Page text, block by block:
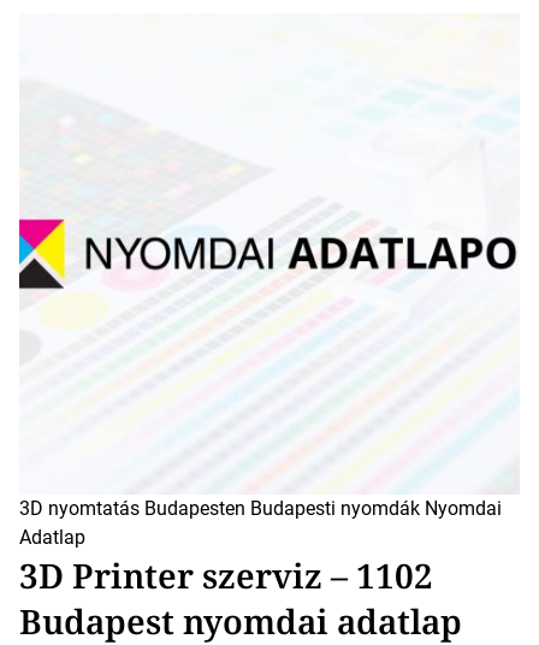
3D nyomtatás Budapesten Budapesti nyomdák Nyomdai
Adatlap
3D Printer szerviz – 1102
Budapest nyomdai adatlap